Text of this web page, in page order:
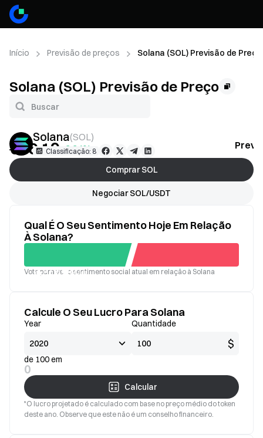
Início Previsão de preços Solana (SOL) Previsão de Preço
Solana (SOL) Previsão de Preço
Solana(SOL )
Classificação: 8
€66.19+2.24%
Comprar SOL
Negociar SOL/USDT
Qual É O Seu Sentimento Hoje Em Relação
À Solana?
Bom Mau
Vote para ver o sentimento social atual em relação à Solana
Calcule O Seu Lucro Para Solana
Year Quantidade
$
de 100 em
0
Calcular
*O lucro projetado é calculado com base no preço médio do token
deste ano. Observe que este não é um conselho financeiro.